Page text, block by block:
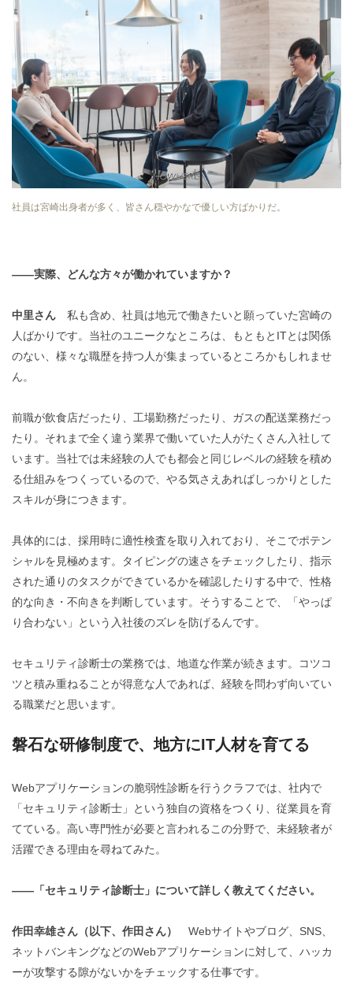
社員は宮崎出身者が多く、皆さん穏やかなで優しい方ばかりだ。
――実際、どんな方々が働かれていますか？
中里さん 私も含め、社員は地元で働きたいと願っていた宮崎の
人ばかりです。当社のユニークなところは、もともとITとは関係
のない、様々な職歴を持つ人が集まっているところかもしれませ
ん。
前職が飲食店だったり、工場勤務だったり、ガスの配送業務だっ
たり。 それまで全く違う業界で働いていた人がたくさん入社して
います。当社では未経験の人でも都会と同じレベルの経験を積め
る仕組みをつくっているので、やる気さえあればしっかりとした
スキルが身につきます。
具体的には、採用時に適性検査を取り入れており、そこでポテン
シャルを見極めます。タイピングの速さをチェックしたり、 指示
された通りのタスクができているかを確認したりする中で、性格
的な向き・不向きを判断しています。そうすることで、「やっぱ
り合わない」という入社後のズレを防げるんです。
セキュリティ診断士の業務では、地道な作業が続きます。コツコ
ツと積み重ねることが得意な人であれば、経験を問わず向いてい
る職業だと思います。
磐石な研修制度で、地方にIT人材を育てる
Webアプリケーションの脆弱性診断を行うクラフでは、社内で
「セキュリティ診断士」という独自の資格をつくり、従業員を育
てている。高い専門性が必要と言われるこの分野で、未経験者が
活躍できる理由を尋ねてみた。
――「セキュリティ診断士」について詳しく教えてください。
作田幸雄さん（以下、作田さん） Webサイトやブログ、SNS、
ネットバンキングなどのWebアプリケーションに対して、ハッカ
ーが攻撃する隙がないかをチェックする仕事です。